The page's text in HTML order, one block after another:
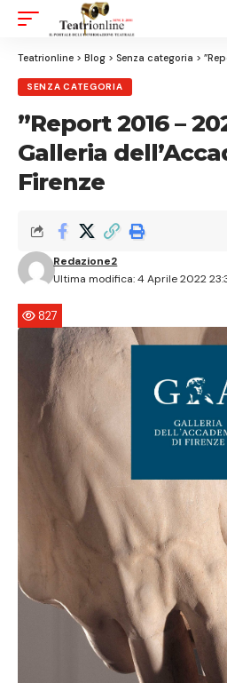
Teatrionline > Blog > Senza categoria >
SENZA CATEGORIA
”Report 2016 –
Galleria
Firenze
Ultima modifica: 4 Aprile 2022
Redazione2
827